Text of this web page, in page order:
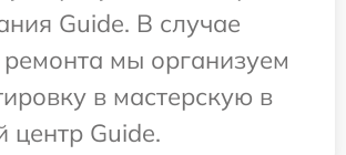
Guide. В случае
мы организуем
в мастерскую в
центр Guide.